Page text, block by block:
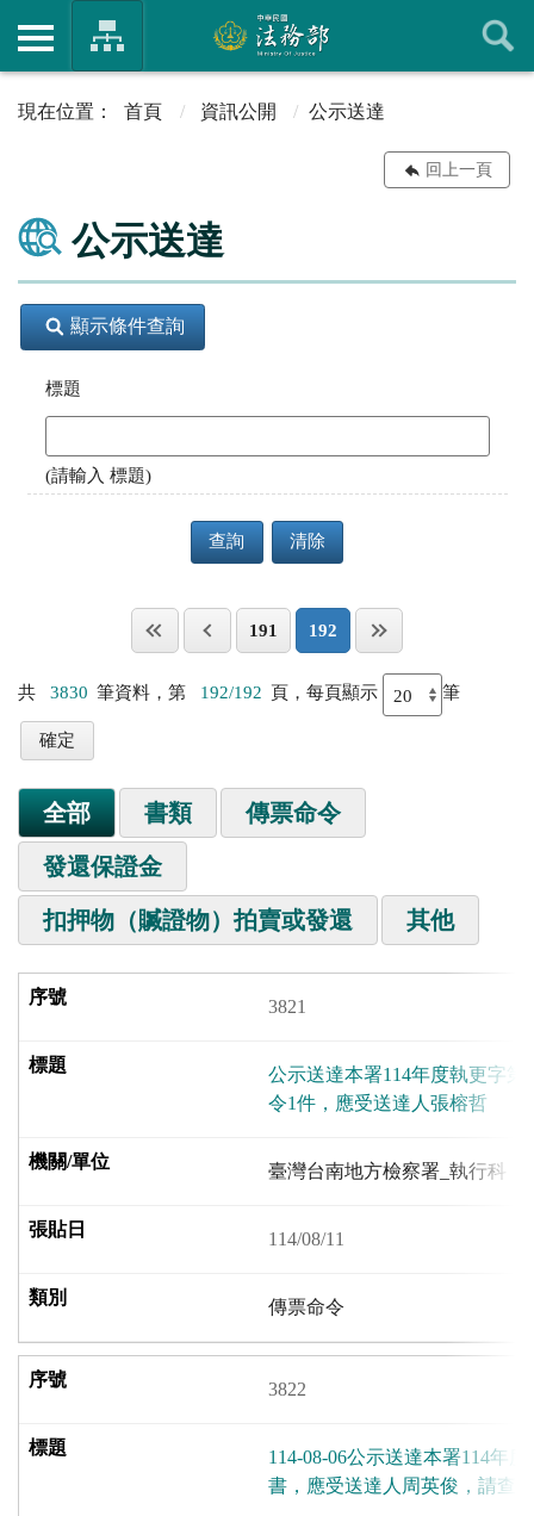
首頁 資訊公開 公示送達
回上一頁
公示送達
顯示條件查詢
標題
(請輸入 標題)
查詢 清除
191 192
共 3830 筆資料，第 192/192 頁，每頁顯示 筆
全部 書類 傳票命令
發還保證金
扣押物（贓證物）拍賣或發還 其他
3821
公示送達本署114年度執更字第
令1件，應受送達人張榕哲
臺灣台南地方檢察署_執行科
114/08/11
傳票命令
3822
114-08-06公示送達本署114年
書，應受送達人周英俊，請查